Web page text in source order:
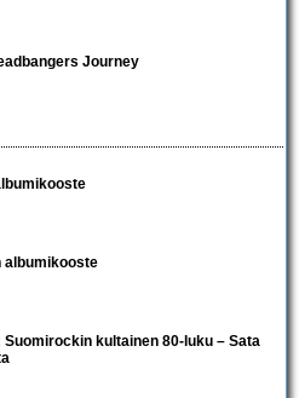
Journey
albumikooste
Suomirockin kultainen 80-luku – Sata